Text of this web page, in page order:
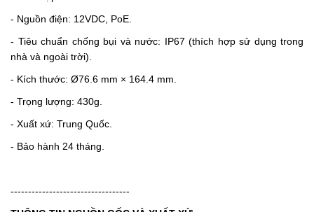
- Nguồn điện: 12VDC, PoE.
- Tiêu chuẩn chống bụi và nước: IP67 (thích hợp sử dụng trong
nhà và ngoài trời).
- Kích thước: Ø76.6 mm × 164.4 mm.
- Trọng lượng: 430g.
- Xuất xứ: Trung Quốc.
- Bảo hành 24 tháng.
----------------------------------